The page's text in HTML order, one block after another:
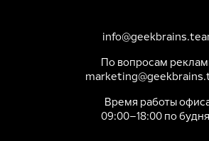
По вопросам
Время работы
09:00–18:00 по